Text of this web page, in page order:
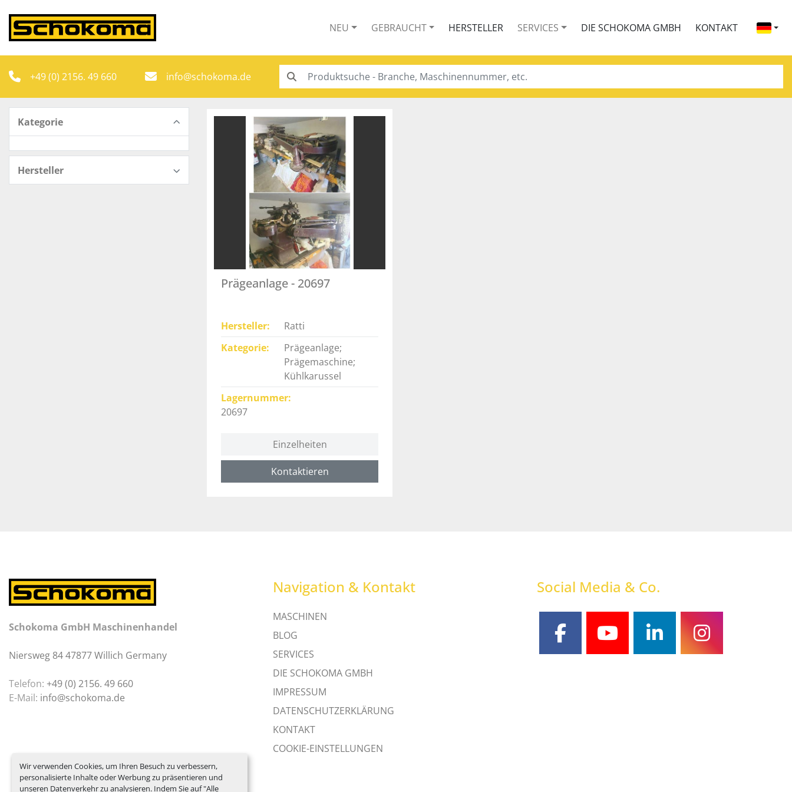
Wir verwenden Cookies, um Ihren Besuch zu verbessern,
personalisierte Inhalte oder Werbung zu präsentieren und
unseren Datenverkehr zu analysieren. Indem Sie auf "Alle
NEU GEBRAUCHT HERSTELLER SERVICES DIE SCHOKOMA GMBH KONTAKT
+49 (0) 2156. 49 660 info@schokoma.de
Kategorie
Hersteller
Prägeanlage - 20697
Hersteller
Ratti
Kategorie
Prägeanlage;
Prägemaschine;
Kühlkarussel
Lagernummer
20697
Einzelheiten
Kontaktieren
Schokoma GmbH Maschinenhandel
Niersweg 84 47877 Willich Germany
Telefon: +49 (0) 2156. 49 660
E-Mail: info@schokoma.de
Navigation & Kontakt
MASCHINEN
BLOG
SERVICES
DIE SCHOKOMA GMBH
IMPRESSUM
DATENSCHUTZERKLÄRUNG
KONTAKT
COOKIE-EINSTELLUNGEN
Social Media & Co.
facebookyoutubelinkedininstagram